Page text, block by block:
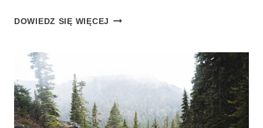
DOWIEDZ SIĘ WIĘCEJ NAJPIĘKNIEJSZE
NARODOWYCH